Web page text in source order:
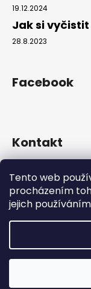
Tento web
procházením
jejich
19.12.2024
Jak si
28.8.2023
Facebook
Kontakt
+420 739 522
Copyright 2026